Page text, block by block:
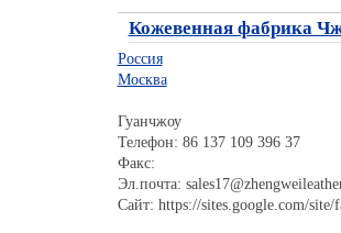
Кожевенная фабрика
Россия
Москва
Гуанчжоу
Телефон: 86 137 109 396 37
Факс:
Эл.почта:
Сайт: https://sites.google.com/